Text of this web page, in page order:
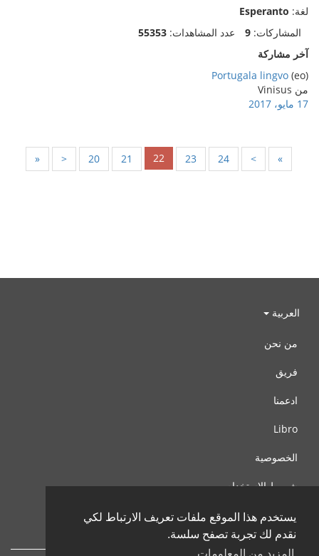
يستخدم هذا الموقع ملفات تعريف الارتباط لكي
نقدم لك تجربة تصفح سلسة.
لغة: Esperanto
المشاركات: 9 عدد المشاهدات: 55353
آخر مشاركة
(eo)
Portugala lingvo
من Vinisus
17 مايو، 2017
« < 20 21 22 23 24 > »
العربية
من نحن
فريق
ادعمنا
Libro
الخصوصية
شروط الإستخدام
اتصل بنا